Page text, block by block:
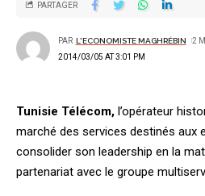
2014/03/05 AT 3:01 PM
PAR L'ECONOMISTE MAGHRÉBIN 2
PARTAGER
Tunisie Télécom, l’opérateur
marché des services destinés aux
consolider son leadership en la
partenariat avec le groupe